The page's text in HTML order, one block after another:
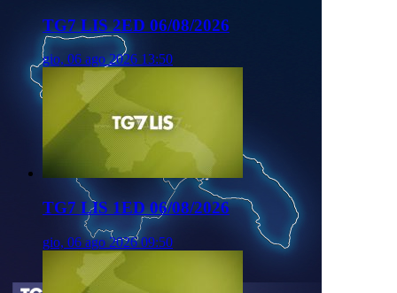
TG7 LIS 2ED 06/08/2026
gio, 06 ago 2026 13:50
TG7 LIS 1ED 06/08/2026
gio, 06 ago 2026 09:50